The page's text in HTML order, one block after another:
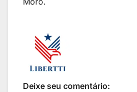
Deixe seu comentário: